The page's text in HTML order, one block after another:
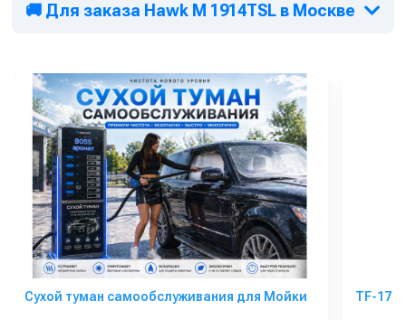
🚚 Для заказа Hawk M 1914TSL в Москве
Сухой туман самообслуживания для Мойки TF-17